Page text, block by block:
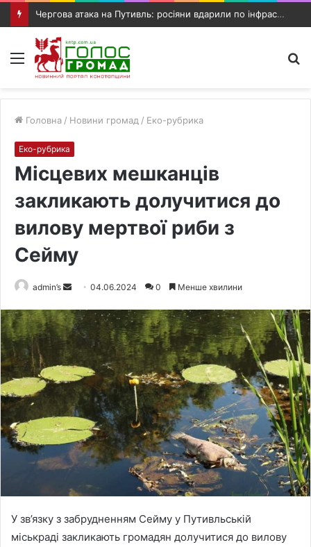
Чергова атака на Путивль: росіяни вдарили по інфраструктурному об’єкту та автомобілю
Меню
Головна / Новини громад / Еко-рубрика
Еко-рубрика
Місцевих мешканців
закликають долучитися до
вилову мертвої риби з
Сейму
admin’s
n
d
n
e
m
a
i
04.06.2024 0 Менше хвилини
У зв’язку з забрудненням Сейму у Путивльській
міськраді закликають громадян долучитися до вилову